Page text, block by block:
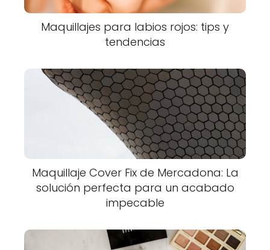
Maquillajes para labios rojos: tips y
tendencias
Maquillaje Cover Fix de Mercadona: La
solución perfecta para un acabado
impecable